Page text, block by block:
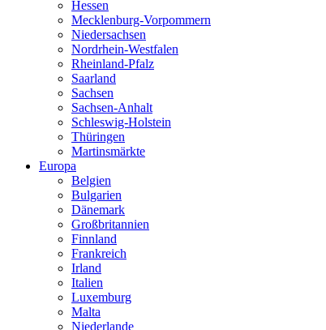
Hessen
Mecklenburg-Vorpommern
Niedersachsen
Nordrhein-Westfalen
Rheinland-Pfalz
Saarland
Sachsen
Sachsen-Anhalt
Schleswig-Holstein
Thüringen
Martinsmärkte
Europa
Belgien
Bulgarien
Dänemark
Großbritannien
Finnland
Frankreich
Irland
Italien
Luxemburg
Malta
Niederlande